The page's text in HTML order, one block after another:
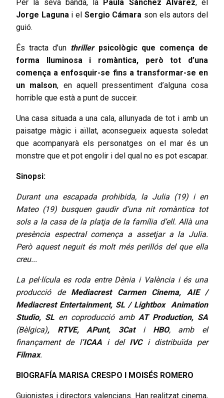
Per la seva banda, la Paula Sánchez Álvarez, el
Jorge Lagunai el Sergio Cámara son els autors del
guió.
És tracta d’un thriller psicològic que comença de
forma lluminosa i romàntica, però tot d’una
comença a enfosquir-se fins a transformar-se en
un malson, en aquell pressentiment d’alguna cosa
horrible que està a punt de succeir.
Una casa situada a una cala, allunyada de tot i amb un
paisatge màgic i aïllat, aconsegueix aquesta soledat
que acompanyarà els personatges on el mar és un
monstre que et pot engolir i del qual no es pot escapar.
Sinopsi:
Durant una escapada prohibida, la Julia (19) i en
Mateo (19) busquen gaudir d’una nit romàntica tot
sols a la casa de la platja de la família d’ell. Allà una
presència espectral comença a assetjar a la Julia.
Però aquest neguit és molt més perillós del que ella
creu...
La pel·lícula es roda entre Dènia i València i és una
producció de Mediacrest Carmen Cinema, AIE /
Mediacrest Entertainment, SL / Lightbox Animation
Studio, SL en coproducció amb AT Production, SA
(Bèlgica), RTVE, APunt, 3Cati HBO, amb el
finançament de l’ICAA i del IVC i distribuïda per
Filmax.
BIOGRAFÍA MARISA CRESPO I MOISÉS ROMERO
Guionistes i directors valencians. Han realitzat cinema,